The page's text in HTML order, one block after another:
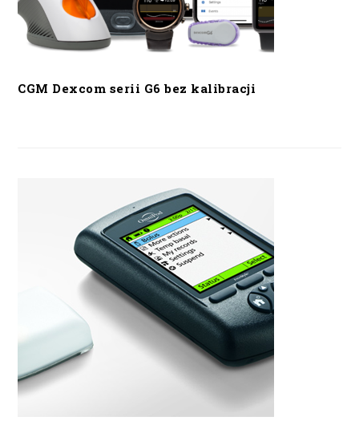
CGM Dexcom serii G6 bez kalibracji